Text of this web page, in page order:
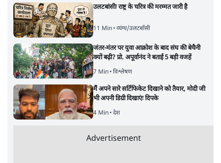
उलटबांसीः राष्ट्र के चरित्र की मरम्मत जारी है
11 Min• व्यंग्य/उलटबाँसी
जंतर-मंतर पर युवा आक्रोश के बाद संघ की बेचैनी
क्यों बढ़ी? प्रो. अपूर्वानंद ने बताईं 5 बड़ी वजहें
7 Min• विश्लेषण
मैं अपने सारे सर्टिफिकेट दिखाने को तैयार, मोदी जी
भी अपनी डिग्री दिखाएंः दिपके
4 Min• देश
Advertisement